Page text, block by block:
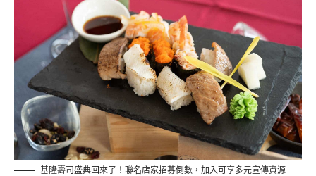
基隆壽司盛典回來了！聯名店家招募倒數，加入可享多元宣傳資源